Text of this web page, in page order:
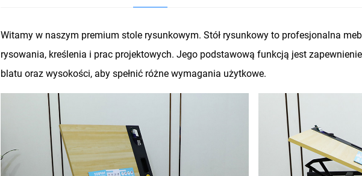
Witamy w naszym premium stole rysunkowym. Stół rysunkowy to profesjonalna
rysowania, kreślenia i prac projektowych. Jego podstawową funkcją jest
blatu oraz wysokości, aby spełnić różne wymagania użytkowe.